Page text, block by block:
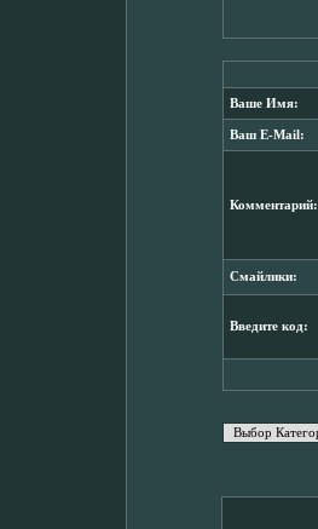
Ваше Имя:
Ваш E-Mail:
Комментарий:
Смайлики:
Введите код: